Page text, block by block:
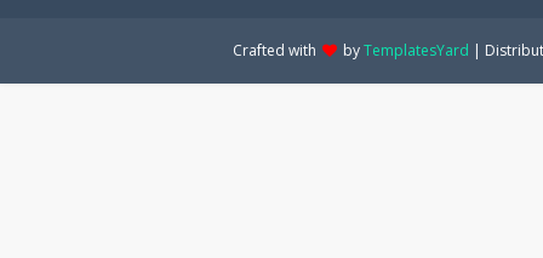
Crafted with byTemplatesYard |